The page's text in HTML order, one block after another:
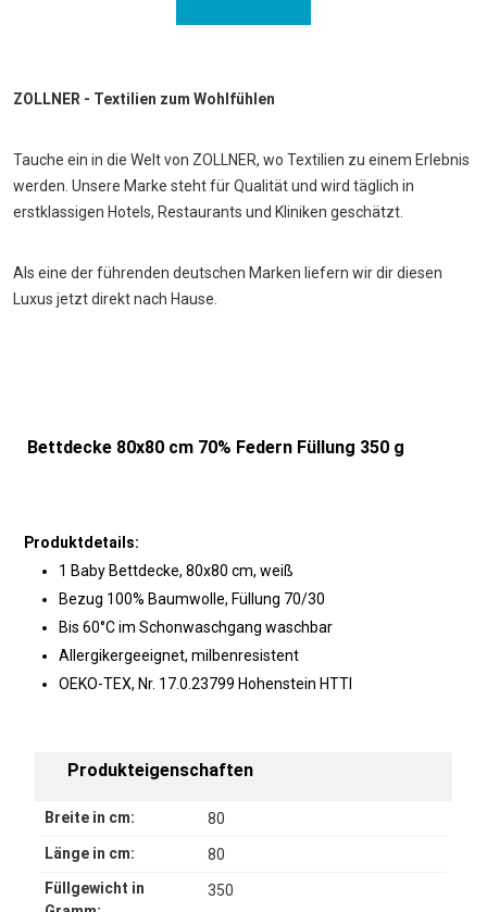
ZOLLNER - Textilien zum Wohlfühlen
Tauche ein in die Welt von ZOLLNER, wo Textilien zu einem Erlebnis
werden. Unsere Marke steht für Qualität und wird täglich in
erstklassigen Hotels, Restaurants und Kliniken geschätzt.
Als eine der führenden deutschen Marken liefern wir dir diesen
Luxus jetzt direkt nach Hause.
Bettdecke 80x80 cm 70% Federn Füllung 350 g
Produktdetails:
1 Baby Bettdecke, 80x80 cm, weiß
Bezug 100% Baumwolle, Füllung 70/30
Bis 60°C im Schonwaschgang waschbar
Allergikergeeignet, milbenresistent
OEKO-TEX, Nr. 17.0.23799 Hohenstein HTTI
Produkteigenschaften
Breite in cm:
80
Länge in cm:
80
Füllgewicht in
350